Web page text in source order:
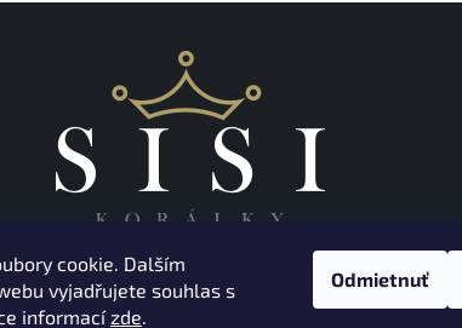
cookie. Dalším
vyjadřujete souhlas s
informacízde.
Odmietnuť
2026Korálky Sisi